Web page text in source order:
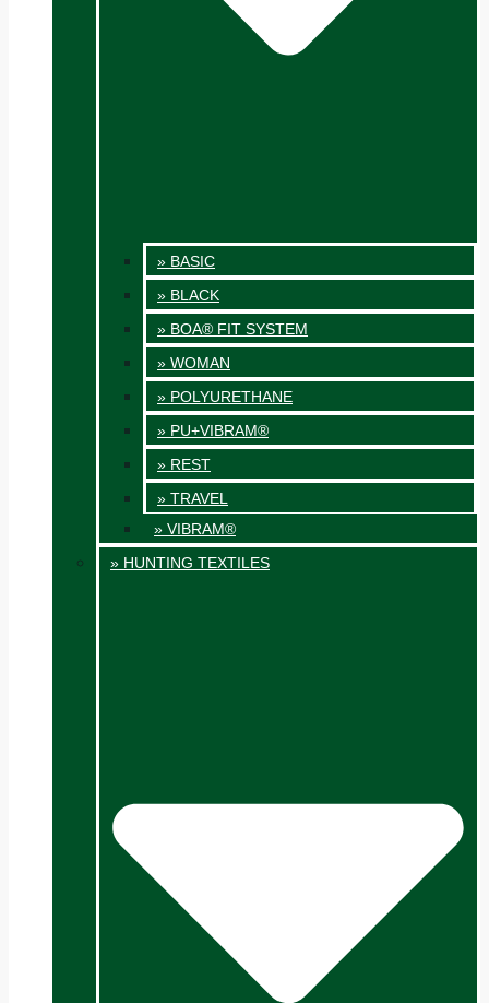
» BASIC
» BLACK
» BOA® FIT SYSTEM
» WOMAN
» POLYURETHANE
» PU+VIBRAM®
» REST
» TRAVEL
» VIBRAM®
» HUNTING TEXTILES